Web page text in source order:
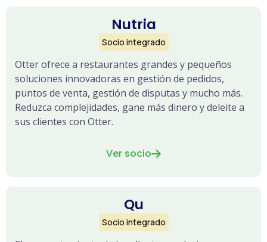
Nutria
Socio integrado
Otter ofrece a restaurantes grandes y pequeños
soluciones innovadoras en gestión de pedidos,
puntos de venta, gestión de disputas y mucho más.
Reduzca complejidades, gane más dinero y deleite a
sus clientes con Otter.
Ver socio
Qu
Socio integrado